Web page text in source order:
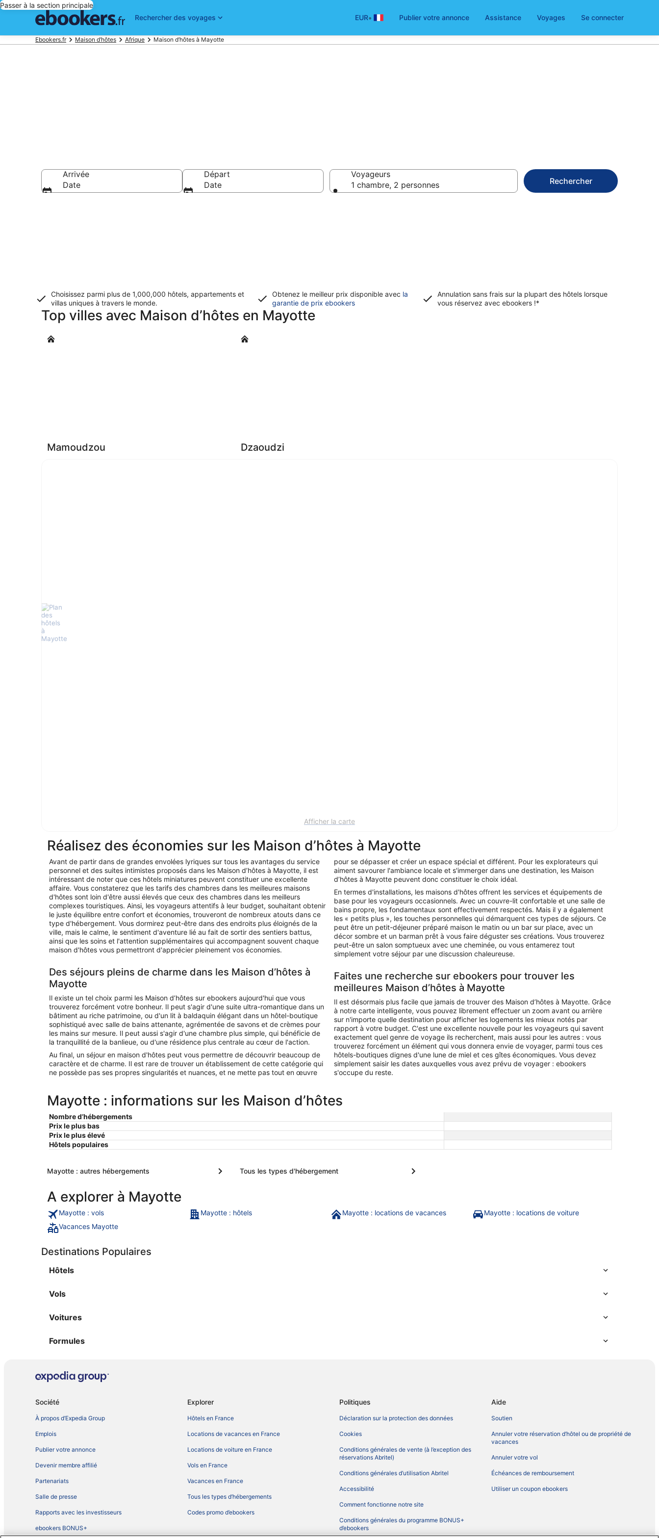
Passer à la section principale
Rechercher des voyages
EUR• Publier votre annonce Assistance Voyages Se connecter
Ebookers.fr Maison d’hôtes Afrique Maison d’hôtes à Mayotte
Arrivée
Date
Départ
Date
Voyageurs
1 chambre, 2 personnes
Rechercher
Choisissez parmi plus de 1,000,000 hôtels, appartements et
villas uniques à travers le monde.
Obtenez le meilleur prix disponible avec la
garantie de prix ebookersS’ouvre
Annulation sans frais sur la plupart des hôtels lorsque
vous réservez avec ebookers !*
Top villes avec Maison d’hôtes en Mayotte
Mamoudzou
Mamoudzou
Dzaoudzi
Dzaoudzi
Afficher la carte
Réalisez des économies sur les Maison d’hôtes à Mayotte
Avant de partir dans de grandes envolées lyriques sur tous les avantages du service
personnel et des suites intimistes proposés dans les Maison d’hôtes à Mayotte, il est
intéressant de noter que ces hôtels miniatures peuvent constituer une excellente
affaire. Vous constaterez que les tarifs des chambres dans les meilleures maisons
d'hôtes sont loin d'être aussi élevés que ceux des chambres dans les meilleurs
complexes touristiques. Ainsi, les voyageurs attentifs à leur budget, souhaitant obtenir
le juste équilibre entre confort et économies, trouveront de nombreux atouts dans ce
type d'hébergement. Vous dormirez peut-être dans des endroits plus éloignés de la
ville, mais le calme, le sentiment d'aventure lié au fait de sortir des sentiers battus,
ainsi que les soins et l'attention supplémentaires qui accompagnent souvent chaque
maison d'hôtes vous permettront d'apprécier pleinement vos économies.
Des séjours pleins de charme dans les Maison d’hôtes à
Mayotte
Il existe un tel choix parmi les Maison d’hôtes sur ebookers aujourd'hui que vous
trouverez forcément votre bonheur. Il peut s'agir d'une suite ultra-romantique dans un
bâtiment au riche patrimoine, ou d'un lit à baldaquin élégant dans un hôtel-boutique
sophistiqué avec salle de bains attenante, agrémentée de savons et de crèmes pour
les mains sur mesure. Il peut aussi s'agir d'une chambre plus simple, qui bénéficie de
la tranquillité de la banlieue, ou d'une résidence plus centrale au cœur de l'action.
Au final, un séjour en maison d'hôtes peut vous permettre de découvrir beaucoup de
caractère et de charme. Il est rare de trouver un établissement de cette catégorie qui
ne possède pas ses propres singularités et nuances, et ne mette pas tout en œuvre
pour se dépasser et créer un espace spécial et différent. Pour les explorateurs qui
aiment savourer l'ambiance locale et s'immerger dans une destination, les Maison
d’hôtes à Mayotte peuvent donc constituer le choix idéal.
En termes d'installations, les maisons d'hôtes offrent les services et équipements de
base pour les voyageurs occasionnels. Avec un couvre-lit confortable et une salle de
bains propre, les fondamentaux sont effectivement respectés. Mais il y a également
les « petits plus », les touches personnelles qui démarquent ces types de séjours. Ce
peut être un petit-déjeuner préparé maison le matin ou un bar sur place, avec un
décor sombre et un barman prêt à vous faire déguster ses créations. Vous trouverez
peut-être un salon somptueux avec une cheminée, ou vous entamerez tout
simplement votre séjour par une discussion chaleureuse.
Faites une recherche sur ebookers pour trouver les
meilleures Maison d’hôtes à Mayotte
Il est désormais plus facile que jamais de trouver des Maison d’hôtes à Mayotte. Grâce
à notre carte intelligente, vous pouvez librement effectuer un zoom avant ou arrière
sur n'importe quelle destination pour afficher les logements les mieux notés par
rapport à votre budget. C'est une excellente nouvelle pour les voyageurs qui savent
exactement quel genre de voyage ils recherchent, mais aussi pour les autres : vous
trouverez forcément un élément qui vous donnera envie de voyager, parmi tous ces
hôtels-boutiques dignes d'une lune de miel et ces gîtes économiques. Vous devez
simplement saisir les dates auxquelles vous avez prévu de voyager : ebookers
s'occupe du reste.
Mayotte : informations sur les Maison d’hôtes
Nombre d’hébergements
Prix le plus bas
Prix le plus élevé
Hôtels populaires
Mayotte : autres hébergements Tous les types d'hébergement
A explorer à Mayotte
Mayotte : vols Mayotte : hôtels Mayotte : locations de vacances
Mayotte : locations de voiture
Vacances Mayotte
Destinations Populaires
Hôtels
Vols
Voitures
Formules
Société
À propos d’Expedia Group
Emplois
Publier votre annonce
Devenir membre affilié
Partenariats
Salle de presse
Rapports avec les investisseurs
ebookers BONUS+
Explorer
Hôtels en France
Locations de vacances en France
Locations de voiture en France
Vols en France
Vacances en France
Tous les types d’hébergements
Codes promo d’ebookers
Politiques
Déclaration sur la protection des données
Cookies
Conditions générales de vente (à l’exception des
réservations Abritel)
Conditions générales d’utilisation Abritel
Accessibilité
Comment fonctionne notre site
Conditions générales du programme BONUS+
d’ebookers
Aide
Soutien
Annuler votre réservation d’hôtel ou de propriété de
vacances
Annuler votre vol
Échéances de remboursement
Utiliser un coupon ebookers